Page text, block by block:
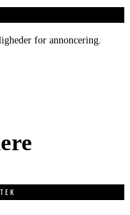
for annoncering.